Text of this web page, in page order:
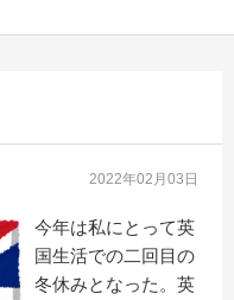
2022年02月03日
今年は私にとって英
国生活での二回目の
冬休みとなった。英